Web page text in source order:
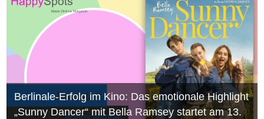
Berlinale-Erfolg im Kino: Das emotionale Highlight
„Sunny Dancer“ mit Bella Ramsey startet am 13.